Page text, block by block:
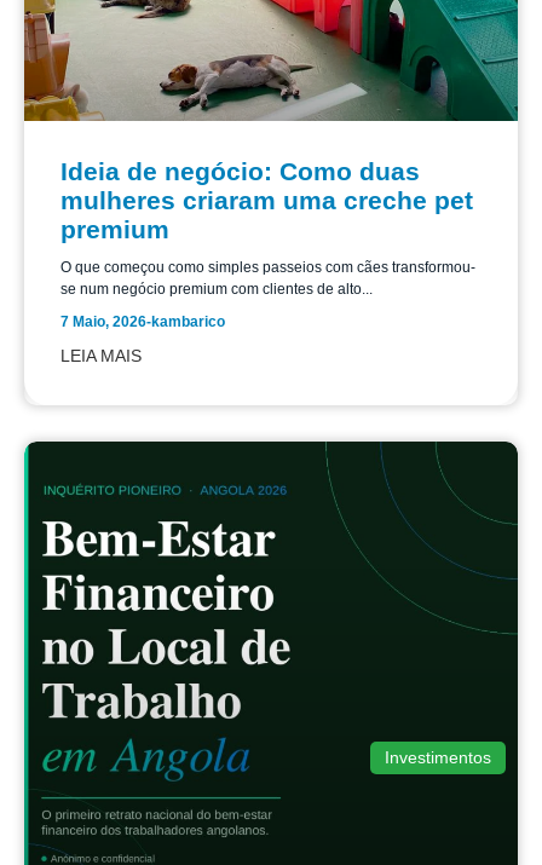
Ideia de negócio: Como duas
mulheres criaram uma creche pet
premium
O que começou como simples passeios com cães transformou-
se num negócio premium com clientes de alto...
7 Maio, 2026-kambarico
LEIA MAIS
Investimentos